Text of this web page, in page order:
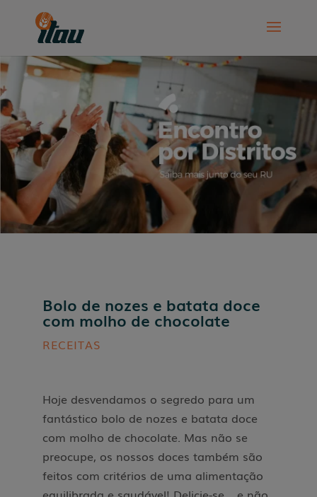
Bolo de nozes e batata doce
com molho de chocolate
RECEITAS
Hoje desvendamos o segredo para um
fantástico bolo de nozes e batata doce
com molho de chocolate. Mas não se
preocupe, os nossos doces também são
feitos com critérios de uma alimentação